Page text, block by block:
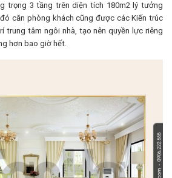
trọng 3 tầng trên diện tích 180m2 lý tưởng
căn phòng khách cũng được các Kiến trúc
trung tâm ngôi nhà, tạo nên quyền lực riêng
hơn bao giờ hết.